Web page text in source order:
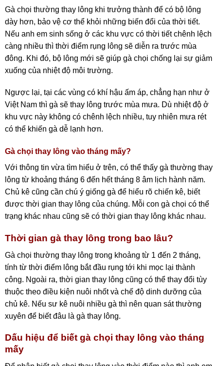
Gà chọi thường thay lông khi trưởng thành để có bộ lông
dày hơn, bảo vệ cơ thể khỏi những biến đổi của thời tiết.
Nếu anh em sinh sống ở các khu vực có thời tiết chênh lệch
càng nhiều thì thời điểm rụng lông sẽ diễn ra trước mùa
đông. Khi đó, bộ lông mới sẽ giúp gà chọi chống lại sự giảm
xuống của nhiệt độ môi trường.
Ngược lại, tại các vùng có khí hậu ấm áp, chẳng hạn như ở
Việt Nam thì gà sẽ thay lông trước mùa mưa. Dù nhiệt độ ở
khu vực này không có chênh lệch nhiều, tuy nhiên mưa rét
có thể khiến gà dễ lạnh hơn.
Gà chọi thay lông vào tháng mấy?
Với thông tin vừa tìm hiểu ở trên, có thể thấy gà thường thay
lông từ khoảng tháng 6 đến hết tháng 8 âm lịch hành năm.
Chủ kê cũng cần chú ý giống gà để hiểu rõ chiến kê, biết
được thời gian thay lông của chúng. Mỗi con gà chọi có thể
trạng khác nhau cũng sẽ có thời gian thay lông khác nhau.
Thời gian gà thay lông trong bao lâu?
Gà chọi thường thay lông trong khoảng từ 1 đến 2 tháng,
tính từ thời điểm lông bắt đầu rụng tới khi mọc lại thành
công. Ngoài ra, thời gian thay lông cũng có thể thay đổi tùy
thuộc theo điều kiện nuôi nhốt và chế độ dinh dưỡng của
chủ kê. Nếu sư kê nuôi nhiều gà thì nên quan sát thường
xuyên để biết đâu là gà thay lông.
Dấu hiệu để biết gà chọi thay lông vào tháng
mấy